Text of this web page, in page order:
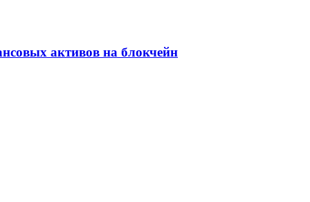
активов на блокчейн